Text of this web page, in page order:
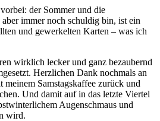
der Sommer und die
aber immer noch schuldig bin, ist ein
und gewerkelten Karten – was ich
wirklich lecker und ganz bezaubernd
Herzlichen Dank nochmals an
Samstagskaffee zurück und
Und damit auf in das letzte Viertel
Augenschmaus und
wird.